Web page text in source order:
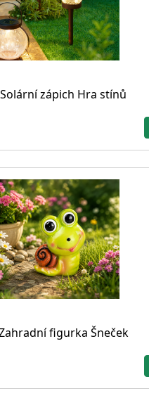
Solární zápich Hra stínů
figurka Šneček